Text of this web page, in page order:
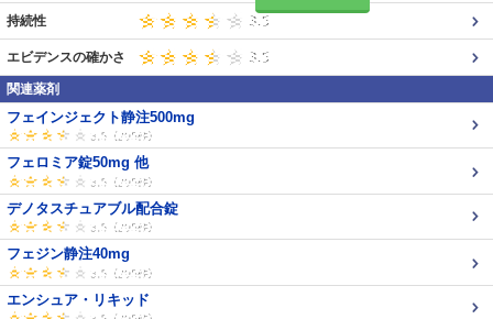
持続性
エビデンスの確かさ
関連薬剤
フェインジェクト静注500mg
フェロミア錠50mg 他
デノタスチュアブル配合錠
フェジン静注40mg
エンシュア・リキッド